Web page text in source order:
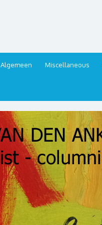
Algemeen Miscellaneous